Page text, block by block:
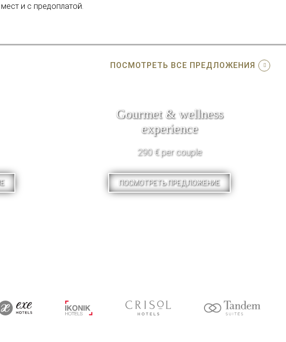
и с предоплатой.
ПОСМОТРЕТЬ ВСЕ ПРЕДЛОЖЕНИЯ
Gourmet & wellness
experience
290 € per couple
ПОСМОТРЕТЬ ПРЕДЛОЖЕНИЕ